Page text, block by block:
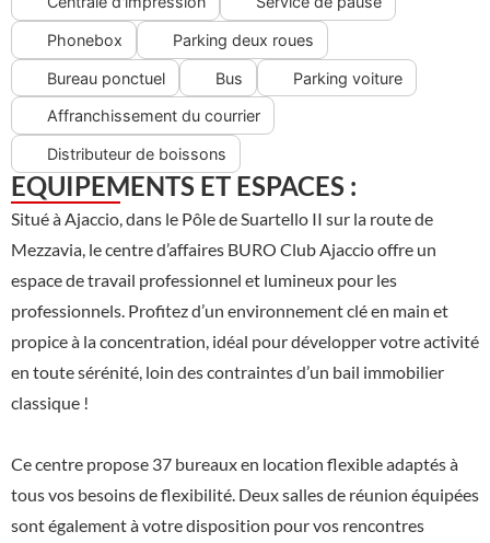
Phonebox Parking deux roues
Bureau ponctuel Bus Parking voiture
Affranchissement du courrier
Distributeur de boissons
EQUIPEMENTS ET ESPACES :
Situé à Ajaccio, dans le Pôle de Suartello II sur la route de
Mezzavia, le centre d’affaires BURO Club Ajaccio offre un
espace de travail professionnel et lumineux pour les
professionnels. Profitez d’un environnement clé en main et
propice à la concentration, idéal pour développer votre activité
en toute sérénité, loin des contraintes d’un bail immobilier
classique !
Ce centre propose 37 bureaux en location flexible adaptés à
tous vos besoins de flexibilité. Deux salles de réunion équipées
sont également à votre disposition pour vos rencontres